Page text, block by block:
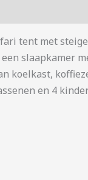
tent met
slaapkamer
koelkast,
en 4